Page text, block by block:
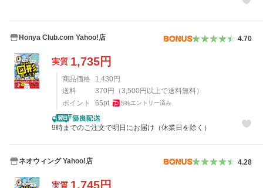
Honya Club.com Yahoo!店 4.70
実質 1,735円
商品価格 1,430 円
送料
370 円 （3,500 円以上で送料無料）
ポイント
65pt 5%エントリー済み
9時までのご注文で明日にお届け（休業日を除く）
ネオウィング Yahoo!店 4.28
実質 1,745円